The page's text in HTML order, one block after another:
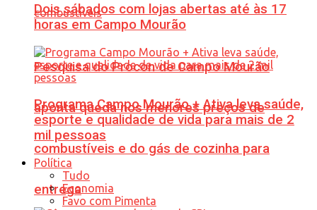
Pesquisa do Procon de Campo Mourão
aponta queda nos menores preços de
combustíveis e do gás de cozinha para
entrega
Dois sábados com lojas abertas até às 17
horas em Campo Mourão
Programa Campo Mourão + Ativa leva saúde,
esporte e qualidade de vida para mais de 2
mil pessoas
Política
Tudo
Economia
Favo com Pimenta